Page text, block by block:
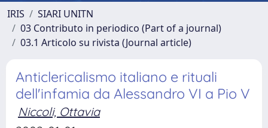
IRIS
SIARI UNITN
03 Contributo in periodico (Part of a journal)
03.1 Articolo su rivista (Journal article)
Anticlericalismo italiano e rituali
dell'infamia da Alessandro VI a Pio V
Niccoli, Ottavia